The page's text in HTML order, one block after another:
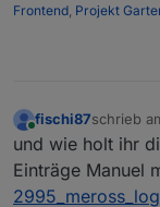
Frontend Projekt
Online
fischi87schrieb
zuletzt
und wie holt ihr
Einträge Manuel